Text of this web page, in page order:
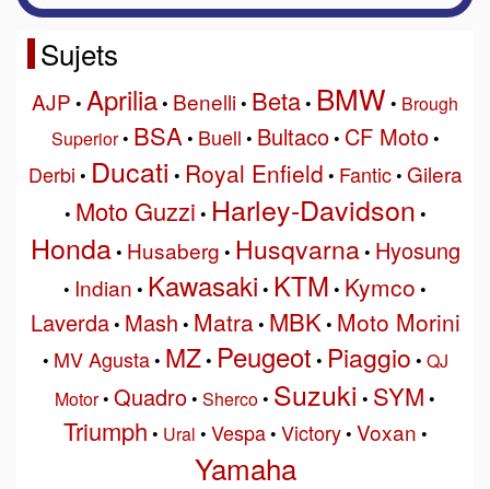
Sujets
AJP • Aprilia• Benelli• Beta• BMW • Brough
Superior• BSA• Buell • Bultaco• CF Moto•
Derbi • Ducati • Royal Enfield • Fantic• Gilera
• Moto Guzzi • Harley-Davidson •
Honda• Husaberg • Husqvarna• Hyosung
• Indian • Kawasaki • KTM • Kymco •
Laverda• Mash • Matra• MBK• Moto Morini
• MV Agusta• MZ• Peugeot • Piaggio • QJ
Motor• Quadro• Sherco• Suzuki • SYM •
Triumph • Ural • Vespa• Victory• Voxan •
Yamaha